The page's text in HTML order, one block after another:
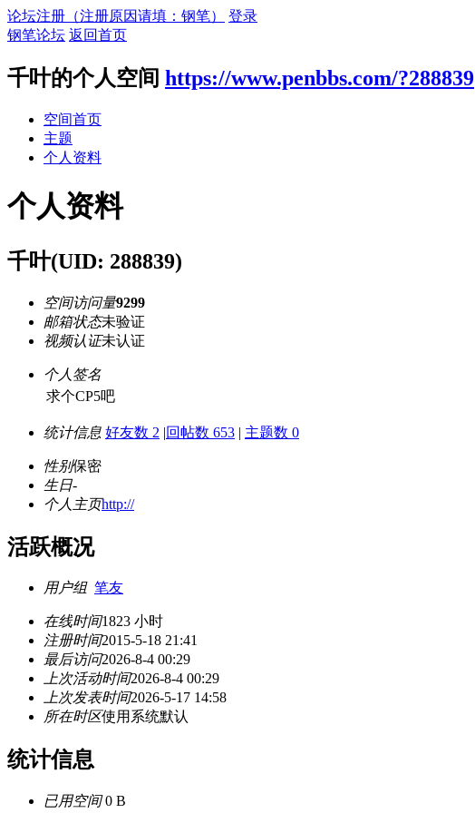
论坛注册（注册原因请填：钢笔）
登录
钢笔论坛 返回首页
千叶的个人空间 https://www.penbbs.com/?288839
空间首页
主题
个人资料
个人资料
千叶(UID: 288839)
空间访问量9299
邮箱状态未验证
视频认证未认证
个人签名
求个CP5吧
统计信息 好友数 2 |回帖数 653 | 主题数 0
性别保密
生日-
个人主页http://
活跃概况
用户组 笔友
在线时间1823 小时
注册时间2015-5-18 21:41
最后访问2026-8-4 00:29
上次活动时间2026-8-4 00:29
上次发表时间2026-5-17 14:58
所在时区使用系统默认
统计信息
已用空间0 B